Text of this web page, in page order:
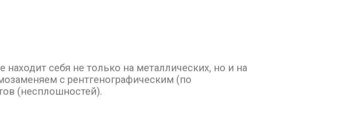
себя не только на металлических, но и на
с рентгенографическим (по
(несплошностей).